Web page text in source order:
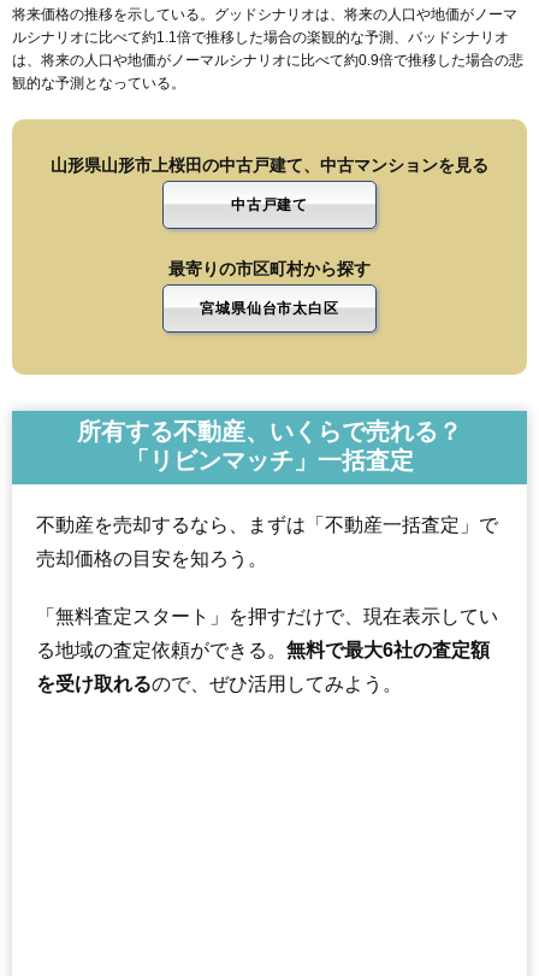
将来価格の推移を示している。グッドシナリオは、将来の人口や地価がノーマ
ルシナリオに比べて約1.1倍で推移した場合の楽観的な予測、バッドシナリオ
は、将来の人口や地価がノーマルシナリオに比べて約0.9倍で推移した場合の悲
観的な予測となっている。
山形県山形市上桜田の中古戸建て、中古マンションを見る
中古戸建て
最寄りの市区町村から探す
宮城県仙台市太白区
所有する不動産、いくらで売れる？
「リビンマッチ」一括査定
不動産を売却するなら、まずは「不動産一括査定」で
売却価格の目安を知ろう。
「無料査定スタート」を押すだけで、現在表示してい
る地域の査定依頼ができる。 無料で最大6社の査定額
を受け取れるので、ぜひ活用してみよう。